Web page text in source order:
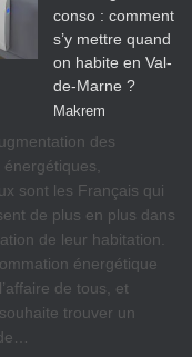
conso : comment
s’y mettre quand
on habite en Val-
de-Marne ?
Makrem
des
sont les Français qui
de plus en plus dans
de leur habitation.
énergétique
de tous, et
trouver un